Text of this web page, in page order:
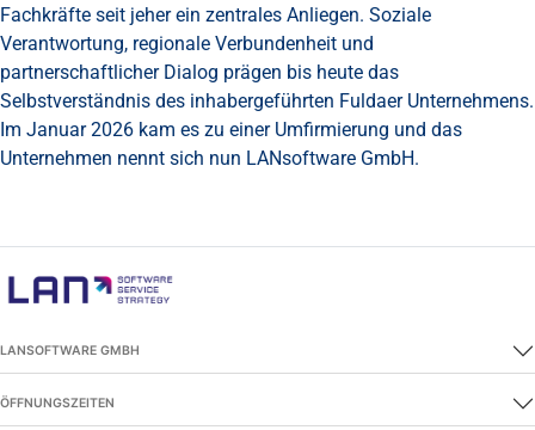
Fachkräfte seit jeher ein zentrales Anliegen. Soziale
Verantwortung, regionale Verbundenheit und
partnerschaftlicher Dialog prägen bis heute das
Selbstverständnis des inhabergeführten Fuldaer Unternehmens.
Im Januar 2026 kam es zu einer Umfirmierung und das
Unternehmen nennt sich nun LANsoftware GmbH.
LANSOFTWARE GMBH
ÖFFNUNGSZEITEN